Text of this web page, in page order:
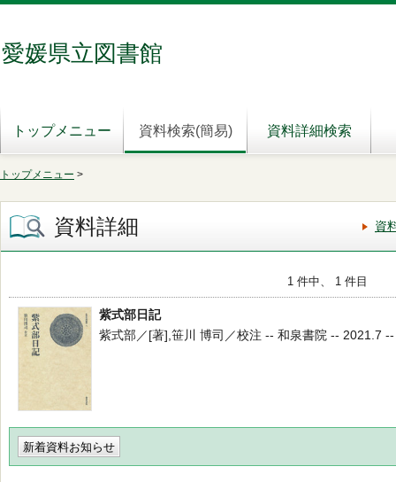
愛媛県立図書館
トップメニュー 資料検索(簡易) 資料詳細検索
トップメニュー >
資料詳細 資
1 件中、 1 件目
紫式部日記
紫式部／[著],笹川 博司／校注 -- 和泉書院 -- 2021.7
新着資料お知らせ